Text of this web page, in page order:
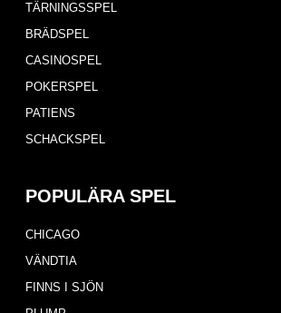
TÄRNINGSSPEL
BRÄDSPEL
CASINOSPEL
POKERSPEL
PATIENS
SCHACKSPEL
POPULÄRA SPEL
CHICAGO
VÄNDTIA
FINNS I SJÖN